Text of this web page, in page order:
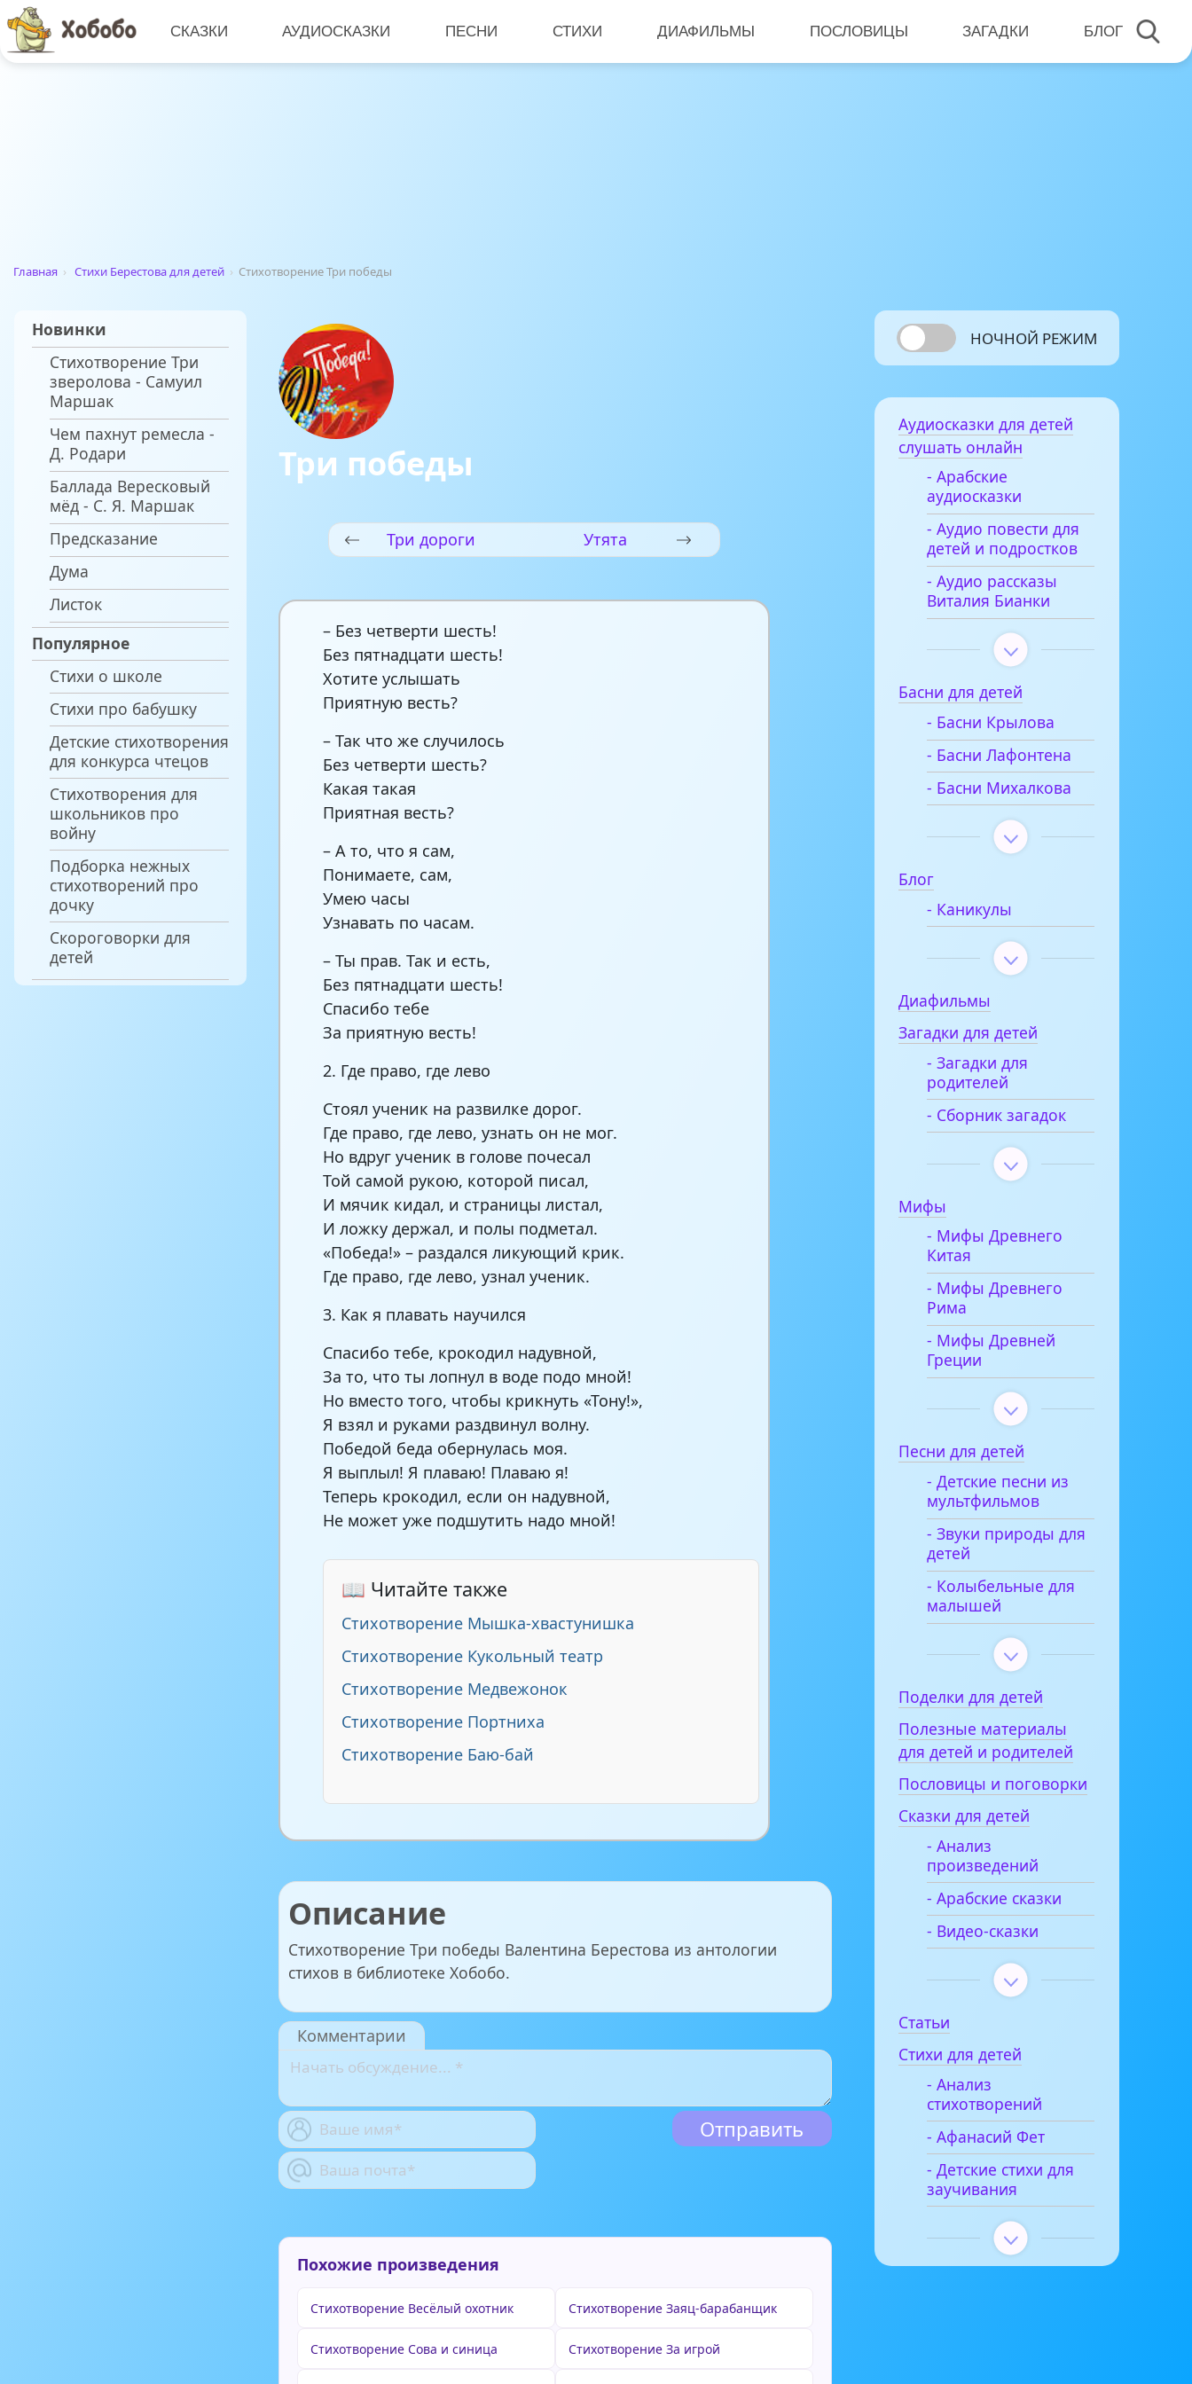
СКАЗКИ АУДИОСКАЗКИ ПЕСНИ СТИХИ ДИАФИЛЬМЫ ПОСЛОВИЦЫ ЗАГАДКИ БЛОГ
Главная › Стихи Берестова для детей › Стихотворение Три победы
Новинки
Стихотворение Три
зверолова - Самуил
Маршак
Чем пахнут ремесла -
Д. Родари
Баллада Вересковый
мёд - С. Я. Маршак
Предсказание
Дума
Листок
Популярное
Стихи о школе
Стихи про бабушку
Детские стихотворения
для конкурса чтецов
Стихотворения для
школьников про
войну
Подборка нежных
стихотворений про
дочку
Скороговорки для
детей
Три победы
Три дороги Утята
– Без четверти шесть!
Без пятнадцати шесть!
Хотите услышать
Приятную весть?
– Так что же случилось
Без четверти шесть?
Какая такая
Приятная весть?
– А то, что я сам,
Понимаете, сам,
Умею часы
Узнавать по часам.
– Ты прав. Так и есть,
Без пятнадцати шесть!
Спасибо тебе
За приятную весть!
2. Где право, где лево
Стоял ученик на развилке дорог.
Где право, где лево, узнать он не мог.
Но вдруг ученик в голове почесал
Той самой рукою, которой писал,
И мячик кидал, и страницы листал,
И ложку держал, и полы подметал.
«Победа!» – раздался ликующий крик.
Где право, где лево, узнал ученик.
3. Как я плавать научился
Спасибо тебе, крокодил надувной,
За то, что ты лопнул в воде подо мной!
Но вместо того, чтобы крикнуть «Тону!»,
Я взял и руками раздвинул волну.
Победой беда обернулась моя.
Я выплыл! Я плаваю! Плаваю я!
Теперь крокодил, если он надувной,
Не может уже подшутить надо мной!
📖 Читайте также
Стихотворение Мышка-хвастунишка
Стихотворение Кукольный театр
Стихотворение Медвежонок
Стихотворение Портниха
Стихотворение Баю-бай
Описание
Стихотворение Три победы Валентина Берестова из антологии
стихов в библиотеке Хобобо.
Комментарии
Похожие произведения
Стихотворение Весёлый охотник Стихотворение Заяц-барабанщик
Стихотворение Сова и синица Стихотворение За игрой
НОЧНОЙ РЕЖИМ
Аудиосказки для детей
слушать онлайн
- Арабские
аудиосказки
- Аудио повести для
детей и подростков
- Аудио рассказы
Виталия Бианки
Басни для детей
- Басни Крылова
- Басни Лафонтена
- Басни Михалкова
Блог
- Каникулы
Диафильмы
Загадки для детей
- Загадки для
родителей
- Сборник загадок
Мифы
- Мифы Древнего
Китая
- Мифы Древнего
Рима
- Мифы Древней
Греции
Песни для детей
- Детские песни из
мультфильмов
- Звуки природы для
детей
- Колыбельные для
малышей
Поделки для детей
Полезные материалы
для детей и родителей
Пословицы и поговорки
Сказки для детей
- Анализ
произведений
- Арабские сказки
- Видео-сказки
Статьи
Стихи для детей
- Анализ
стихотворений
- Афанасий Фет
- Детские стихи для
заучивания